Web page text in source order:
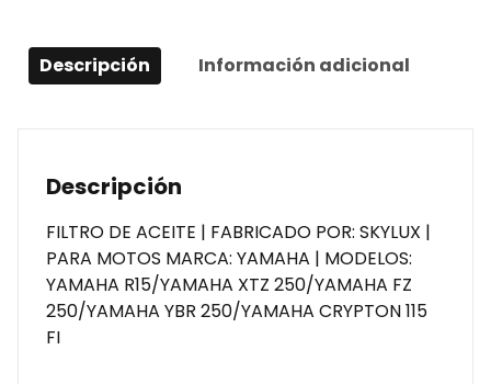
Descripción Información adicional
Descripción
FILTRO DE ACEITE | FABRICADO POR: SKYLUX |
PARA MOTOS MARCA: YAMAHA | MODELOS:
YAMAHA R15/YAMAHA XTZ 250/YAMAHA FZ
250/YAMAHA YBR 250/YAMAHA CRYPTON 115
FI